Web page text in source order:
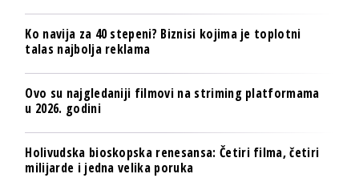
Ko navija za 40 stepeni? Biznisi kojima je toplotni
talas najbolja reklama
Ovo su najgledaniji filmovi na striming platformama
u 2026. godini
Holivudska bioskopska renesansa: Četiri filma, četiri
milijarde i jedna velika poruka